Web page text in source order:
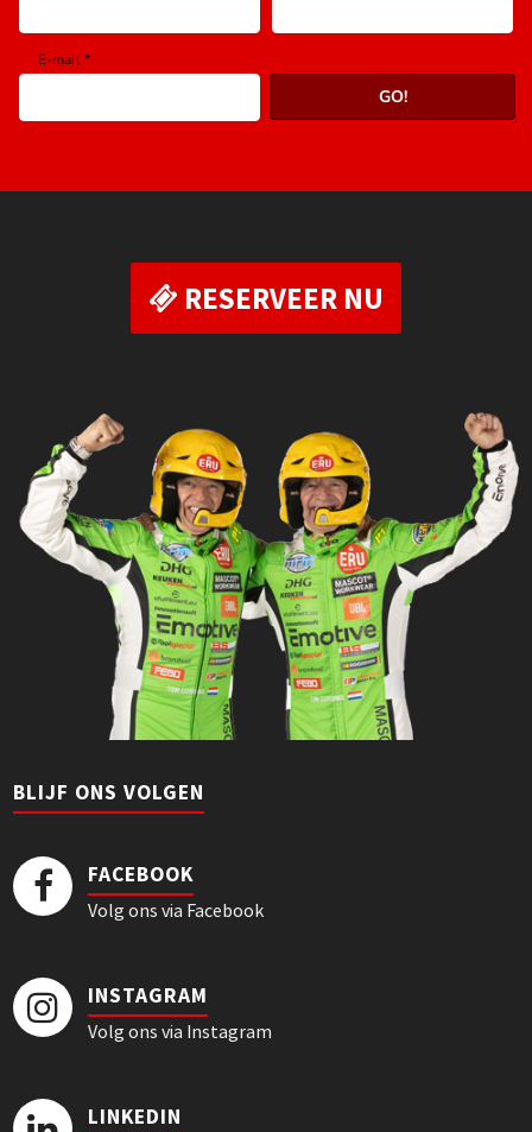
RESERVEER NU
BLIJF ONS VOLGEN
FACEBOOK
Volg ons via Facebook
INSTAGRAM
Volg ons via Instagram
LINKEDIN